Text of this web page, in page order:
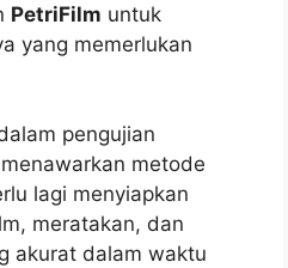
PetriFilm untuk
yang memerlukan
pengujian
metode
lagi menyiapkan
meratakan, dan
akurat dalam waktu